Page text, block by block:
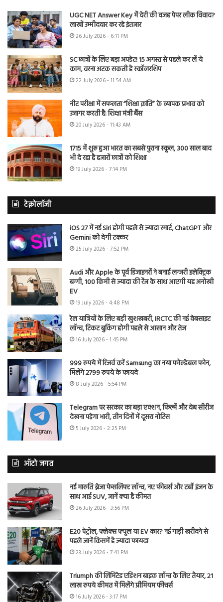
UGC NET Answer Key में देरी की वजह पेपर लीक विवाद?
लाखों उम्मीदवार कर रहे इंतजार
26 July 2026 - 6:11 PM
SC छात्रों के लिए बड़ा अपडेट! 15 अगस्त से पहले कर लें ये
काम, वरना अटक सकती है स्कॉलरशिप
22 July 2026 - 11:54 AM
नीट परीक्षा में सफलता “शिक्षा क्रांति” के व्यापक प्रभाव को
उजागर करती है: शिक्षा मंत्री बैंस
20 July 2026 - 11:43 AM
1715 में शुरू हुआ भारत का सबसे पुराना स्कूल, 300 साल बाद
भी दे रहा है हजारों छात्रों को शिक्षा
19 July 2026 - 7:14 PM
टेक्नोलॉजी
iOS 27 में नई Siri होगी पहले से ज्यादा स्मार्ट, ChatGPT और
Gemini को देगी टक्कर
25 July 2026 - 7:52 PM
Audi और Apple के पूर्व डिजाइनरों ने बनाई लग्जरी इलेक्ट्रिक
बग्गी, 100 किमी से ज्यादा की रेंज के साथ आएगी यह अनोखी
EV
19 July 2026 - 4:48 PM
रेल यात्रियों के लिए बड़ी खुशखबरी, IRCTC की नई वेबसाइट
लॉन्च, टिकट बुकिंग होगी पहले से आसान और तेज
16 July 2026 - 1:45 PM
999 रुपये में रिजर्व करें Samsung का नया फोल्डेबल फोन,
मिलेंगे 2799 रुपये के फायदे
8 July 2026 - 5:54 PM
Telegram पर सरकार का बड़ा एक्शन, फिल्में और वेब सीरीज
देखना पड़ेगा भारी, तीन दिनों में दूसरा नोटिस
5 July 2026 - 2:25 PM
ऑटो जगत
नई मारुति ब्रेजा फेसलिफ्ट लॉन्च, नए फीचर्स और टर्बो इंजन के
साथ आई SUV, जानें क्या है कीमत
26 July 2026 - 3:56 PM
E20 पेट्रोल, फ्लेक्स फ्यूल या EV कार? नई गाड़ी खरीदने से
पहले जानें किसमें है ज्यादा फायदा
23 July 2026 - 7:41 PM
Triumph की लिमिटेड एडिशन बाइक लॉन्च के लिए तैयार, 21
लाख रुपये कीमत में मिलेंगे प्रीमियम फीचर्स
16 July 2026 - 3:17 PM